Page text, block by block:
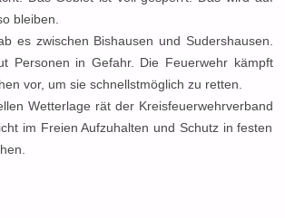
bleiben.
es zwischen Bishausen und Sudershausen.
Personen in Gefahr. Die Feuerwehr kämpft
vor, um sie schnellstmöglich zu retten.
Wetterlage rät der Kreisfeuerwehrverband
im Freien Aufzuhalten und Schutz in festen